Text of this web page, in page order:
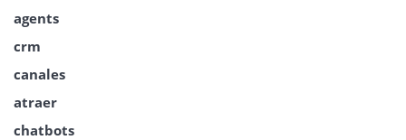
agents
crm
canales
atraer
chatbots